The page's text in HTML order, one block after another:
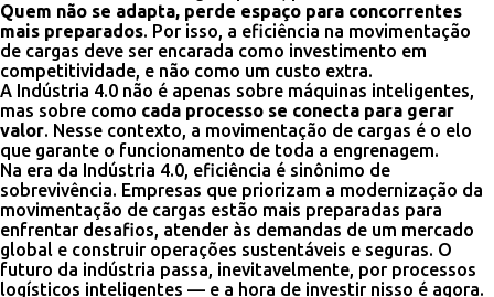
Quem não se adapta, perde espaço para concorrentes
mais preparados. Por isso, a eficiência na movimentação
de cargas deve ser encarada como investimento em
competitividade, e não como um custo extra.
A Indústria 4.0 não é apenas sobre máquinas inteligentes,
mas sobre como cada processo se conecta para gerar
valor. Nesse contexto, a movimentação de cargas é o elo
que garante o funcionamento de toda a engrenagem.
Na era da Indústria 4.0, eficiência é sinônimo de
sobrevivência. Empresas que priorizam a modernização da
movimentação de cargas estão mais preparadas para
enfrentar desafios, atender às demandas de um mercado
global e construir operações sustentáveis e seguras. O
futuro da indústria passa, inevitavelmente, por processos
logísticos inteligentes — e a hora de investir nisso é agora.